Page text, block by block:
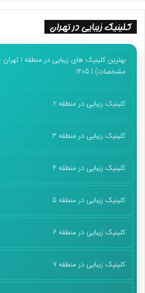
کلینیک زیبایی در تهران
بهترین کلینیک
مشخصات) | 1405
کلینیک زیبایی در منطقه 2
کلینیک زیبایی در منطقه 3
کلینیک زیبایی در منطقه 4
کلینیک زیبایی در منطقه 5
کلینیک زیبایی در منطقه 6
کلینیک زیبایی در منطقه 7